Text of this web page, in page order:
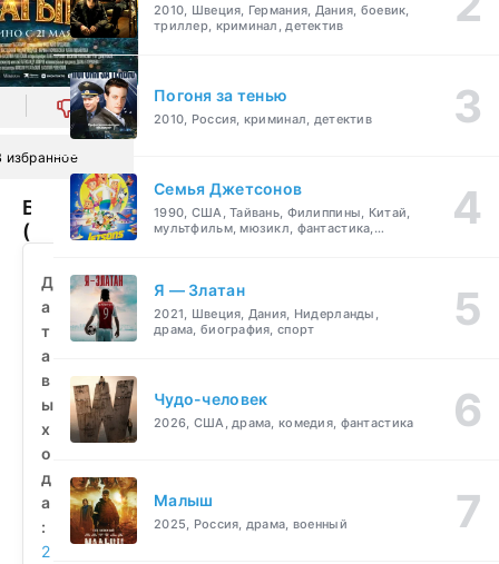
0
избранное
Богатыри
(2026)
бесплатно
Д
а
т
а
в
ы
х
о
д
а
:
2
2010, Швеция, Германия, Дания, боевик,
триллер, криминал, детектив
Погоня за тенью
2010, Россия, криминал, детектив
Семья Джетсонов
1990, США, Тайвань, Филиппины, Китай,
мультфильм, мюзикл, фантастика,
Я — Златан
2021, Швеция, Дания, Нидерланды,
драма, биография, спорт
Чудо-человек
2026, США, драма, комедия, фантастика
Малыш
2025, Россия, драма, военный